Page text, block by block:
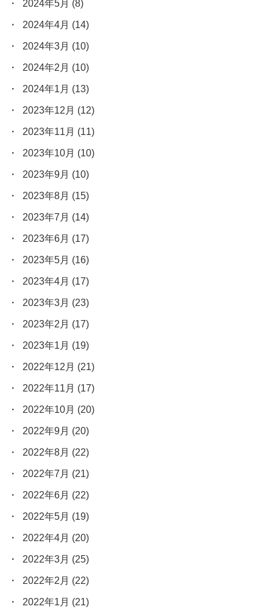
2024年5月 (8)
2024年4月 (14)
2024年3月 (10)
2024年2月 (10)
2024年1月 (13)
2023年12月 (12)
2023年11月 (11)
2023年10月 (10)
2023年9月 (10)
2023年8月 (15)
2023年7月 (14)
2023年6月 (17)
2023年5月 (16)
2023年4月 (17)
2023年3月 (23)
2023年2月 (17)
2023年1月 (19)
2022年12月 (21)
2022年11月 (17)
2022年10月 (20)
2022年9月 (20)
2022年8月 (22)
2022年7月 (21)
2022年6月 (22)
2022年5月 (19)
2022年4月 (20)
2022年3月 (25)
2022年2月 (22)
2022年1月 (21)